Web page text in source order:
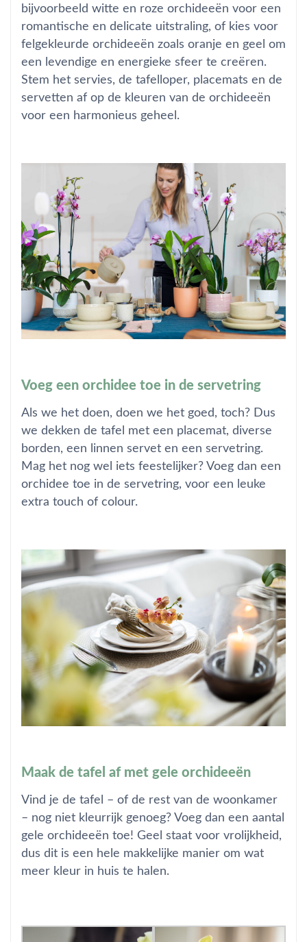
bijvoorbeeld witte en roze orchideeën voor een
romantische en delicate uitstraling, of kies voor
felgekleurde orchideeën zoals oranje en geel om
een levendige en energieke sfeer te creëren.
Stem het servies, de tafelloper, placemats en de
servetten af op de kleuren van de orchideeën
voor een harmonieus geheel.
Voeg een orchidee toe in de servetring
Als we het doen, doen we het goed, toch? Dus
we dekken de tafel met een placemat, diverse
borden, een linnen servet en een servetring.
Mag het nog wel iets feestelijker? Voeg dan een
orchidee toe in de servetring, voor een leuke
extra touch of colour.
Maak de tafel af met gele orchideeën
Vind je de tafel – of de rest van de woonkamer
– nog niet kleurrijk genoeg? Voeg dan een aantal
gele orchideeën toe! Geel staat voor vrolijkheid,
dus dit is een hele makkelijke manier om wat
meer kleur in huis te halen.